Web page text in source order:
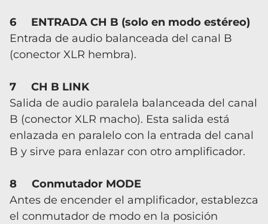
6 ENTRADA CH B (solo en modo estéreo)
Entrada de audio balanceada del canal B
(conector XLR hembra).
7 CH B LINK
Salida de audio paralela balanceada del canal
B (conector XLR macho). Esta salida está
enlazada en paralelo con la entrada del canal
B y sirve para enlazar con otro amplificador.
8 Conmutador MODE
Antes de encender el amplificador, establezca
el conmutador de modo en la posición